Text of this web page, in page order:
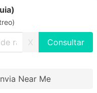
X
Near Me